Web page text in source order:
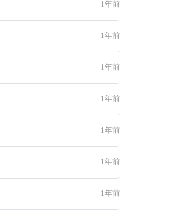
1年前
1年前
1年前
1年前
1年前
1年前
1年前